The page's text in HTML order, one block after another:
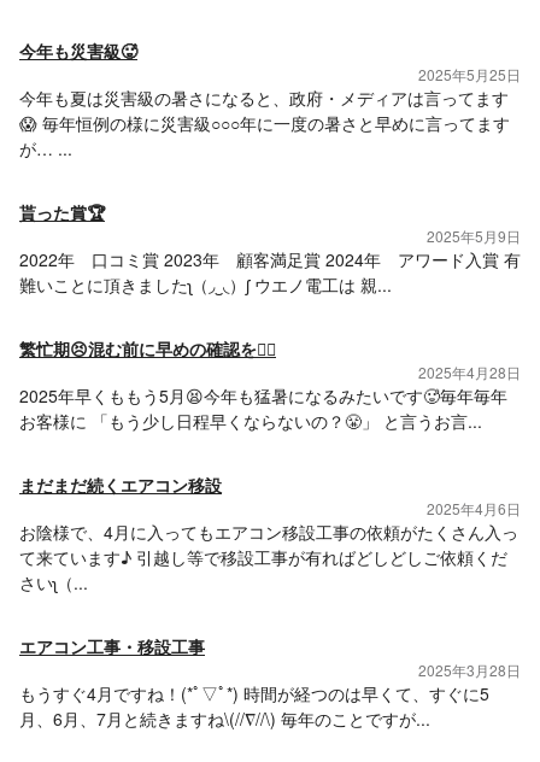
今年も災害級🥵
2025年5月25日
今年も夏は災害級の暑さになると、政府・メディアは言ってます
😱 毎年恒例の様に災害級○○○年に一度の暑さと早めに言ってます
が… ...
貰った賞🏆
2025年5月9日
2022年 口コミ賞 2023年 顧客満足賞 2024年 アワード入賞 有
難いことに頂きましたʅ（◞‿◟）ʃ ウエノ電工は 親...
繁忙期😣混む前に早めの確認を🙂‍↕️
2025年4月28日
2025年早くももう5月😫今年も猛暑になるみたいです🥵毎年毎年
お客様に 「もう少し日程早くならないの？😤」 と言うお言...
まだまだ続くエアコン移設
2025年4月6日
お陰様で、4月に入ってもエアコン移設工事の依頼がたくさん入っ
て来ています♪ 引越し等で移設工事が有ればどしどしご依頼くだ
さいʅ（...
エアコン工事・移設工事
2025年3月28日
もうすぐ4月ですね！(*ﾟ▽ﾟ*) 時間が経つのは早くて、すぐに5
月、6月、7月と続きますね\(//∇//\) 毎年のことですが...